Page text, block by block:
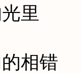
里
相错